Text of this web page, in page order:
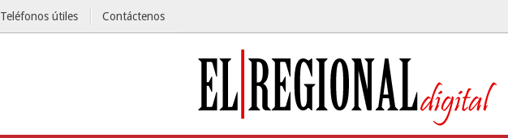
Teléfonos útiles Contáctenos